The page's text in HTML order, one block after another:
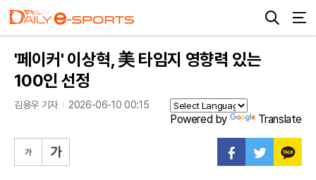
'페이커' 이상혁, 美 타임지 영향력 있는
100인 선정
김용우 기자 2026-06-10 00:15
Powered by Translate